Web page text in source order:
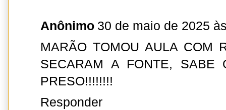
Anônimo 30 de maio de 2025
MARÃO TOMOU AULA COM
SECARAM A FONTE, SABE
PRESO!!!!!!!!
Responder